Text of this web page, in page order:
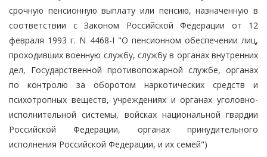
срочную пенсионную выплату или пенсию, назначенную в
соответствии с Законом Российской Федерации от 12
февраля 1993 г. N 4468-I "О пенсионном обеспечении лиц,
проходивших военную службу, службу в органах внутренних
дел, Государственной противопожарной службе, органах
по контролю за оборотом наркотических средств и
психотропных веществ, учреждениях и органах уголовно-
исполнительной системы, войсках национальной гвардии
Российской Федерации, органах принудительного
исполнения Российской Федерации, и их семей")